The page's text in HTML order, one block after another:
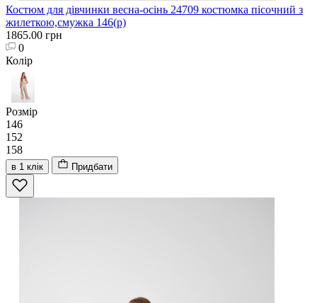
Костюм для дівчинки весна-осінь 24709 костюмка пісочний з
жилеткою,смужка 146(р)
1865.00 грн
0
Колір
Розмір
146
152
158
в 1 клік Придбати